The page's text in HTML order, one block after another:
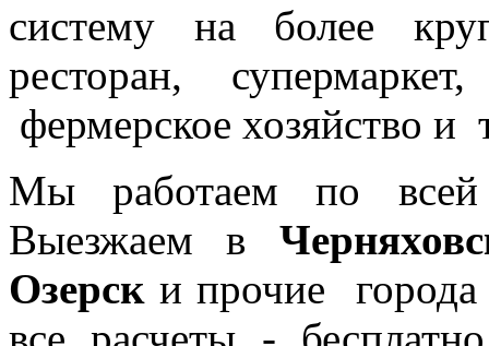
систему на более
ресторан,
фермерское хозяйство и
Мы работаем по
Выезжаем в
Озерск и прочие